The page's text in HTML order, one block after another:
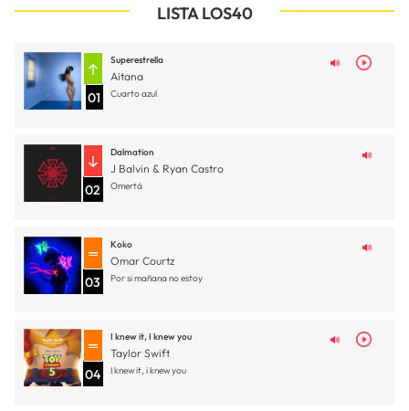
LISTA LOS40
01
Superestrella
Aitana
Cuarto azul
02
Dalmation
J Balvin & Ryan Castro
Omertá
03
Koko
Omar Courtz
Por si mañana no estoy
04
I knew it, I knew you
Taylor Swift
I knew it, i knew you